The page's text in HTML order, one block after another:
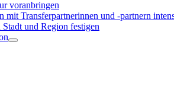
voranbringen
mit Transferpartnerinnen und -partnern
und Region festigen